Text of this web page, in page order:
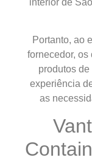
Portanto, ao
fornecedor,
produtos
experiência
as